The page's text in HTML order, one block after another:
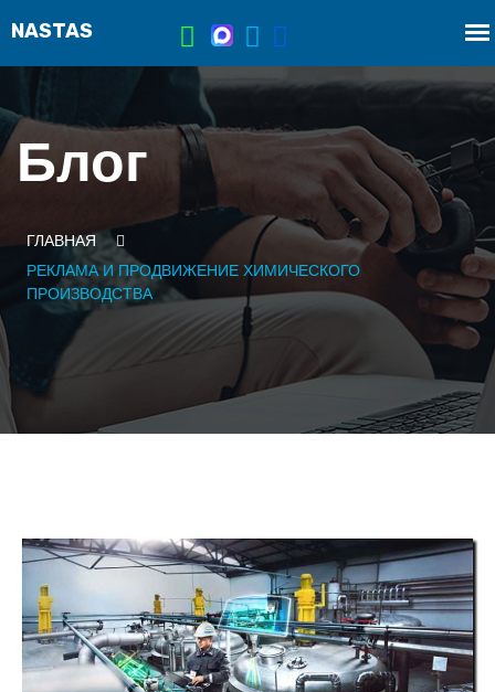
Блог
ГЛАВНАЯ
РЕКЛАМА И ПРОДВИЖЕНИЕ ХИМИЧЕСКОГО
ПРОИЗВОДСТВА